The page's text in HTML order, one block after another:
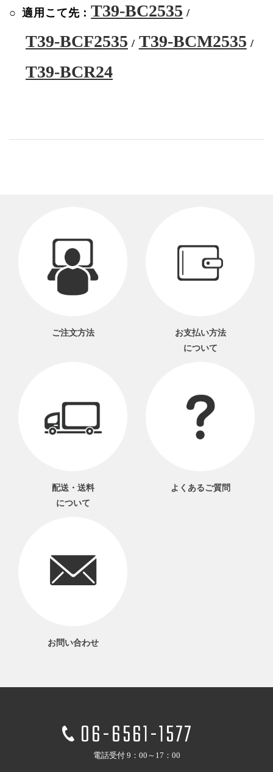
適用こて先：T39-BC2535 /
T39-BCF2535 / T39-BCM2535 /
T39-BCR24
ご注文方法
お支払い方法
について
配送・送料
について
よくあるご質問
お問い合わせ
06-6561-1577
電話受付 9：00～17：00